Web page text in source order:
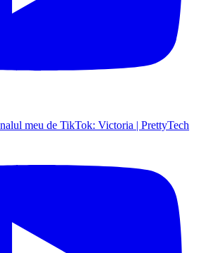
meu de TikTok: Victoria | PrettyTech